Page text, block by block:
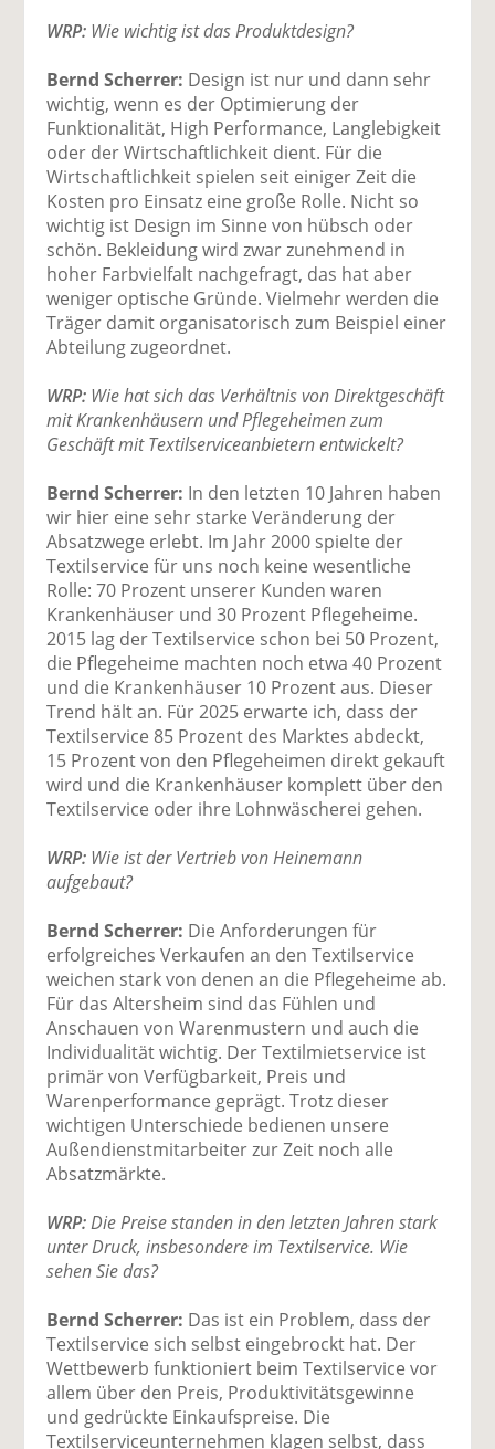
WRP: Wie wichtig ist das Produktdesign?
Bernd Scherrer: Design ist nur und dann sehr
wichtig, wenn es der Optimierung der
Funktionalität, High Performance, Langlebigkeit
oder der Wirtschaftlichkeit dient. Für die
Wirtschaftlichkeit spielen seit einiger Zeit die
Kosten pro Einsatz eine große Rolle. Nicht so
wichtig ist Design im Sinne von hübsch oder
schön. Bekleidung wird zwar zunehmend in
hoher Farbvielfalt nachgefragt, das hat aber
weniger optische Gründe. Vielmehr werden die
Träger damit organisatorisch zum Beispiel einer
Abteilung zugeordnet.
WRP: Wie hat sich das Verhältnis von Direktgeschäft
mit Krankenhäusern und Pflegeheimen zum
Geschäft mit Textilserviceanbietern entwickelt?
Bernd Scherrer: In den letzten 10 Jahren haben
wir hier eine sehr starke Veränderung der
Absatzwege erlebt. Im Jahr 2000 spielte der
Textilservice für uns noch keine wesentliche
Rolle: 70 Prozent unserer Kunden waren
Krankenhäuser und 30 Prozent Pflegeheime.
2015 lag der Textilservice schon bei 50 Prozent,
die Pflegeheime machten noch etwa 40 Prozent
und die Krankenhäuser 10 Prozent aus. Dieser
Trend hält an. Für 2025 erwarte ich, dass der
Textilservice 85 Prozent des Marktes abdeckt,
15 Prozent von den Pflegeheimen direkt gekauft
wird und die Krankenhäuser komplett über den
Textilservice oder ihre Lohnwäscherei gehen.
WRP: Wie ist der Vertrieb von Heinemann
aufgebaut?
Bernd Scherrer: Die Anforderungen für
erfolgreiches Verkaufen an den Textilservice
weichen stark von denen an die Pflegeheime ab.
Für das Altersheim sind das Fühlen und
Anschauen von Warenmustern und auch die
Individualität wichtig. Der Textilmietservice ist
primär von Verfügbarkeit, Preis und
Warenperformance geprägt. Trotz dieser
wichtigen Unterschiede bedienen unsere
Außendienstmitarbeiter zur Zeit noch alle
Absatzmärkte.
WRP:Die Preise standen in den letzten Jahren stark
unter Druck, insbesondere im Textilservice. Wie
sehen Sie das?
Bernd Scherrer: Das ist ein Problem, dass der
Textilservice sich selbst eingebrockt hat. Der
Wettbewerb funktioniert beim Textilservice vor
allem über den Preis, Produktivitätsgewinne
und gedrückte Einkaufspreise. Die
Textilserviceunternehmen klagen selbst, dass